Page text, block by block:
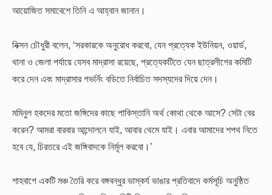
আয়োজিত সমাবেশে তিনি এ আহ্বান জানান।
নিক্সন চৌধুরী বলেন, ‘সরকারকে অনুরোধ করবো, যেন প্রত্যেক ইউনিয়ন, ওয়ার্ড,
থানা ও জেলা পর্যায়ে যেসব মাদ্রাসা রয়েছে, প্রত্যেকটিতে যেন ছাত্রলীগের কমিটি
করে দেন এবং মাদ্রাসার গভর্নিং বডিতে নির্বাচিত সদস্যদের দিয়ে দেন।
মমিনুল হকদের মতো জঙ্গিদের কাছে পাকিস্তানি অর্থ কোথা থেকে আসে? সেটা বের
করেন? আমরা বারবার আন্দোলনে যাই, আবার থেমে যাই। এবার আমাদের শপথ নিতে
হবে যে, চিরতরে এই জঙ্গিবাদকে নির্মূল করবো।’
শাহবাগে একটি মঞ্চ তৈরি করে বঙ্গবন্ধুর ভাস্কর্য ভাঙার প্রতিবাদে কর্মসূচি অনুষ্ঠিত